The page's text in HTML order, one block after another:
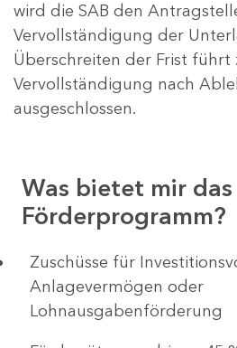
wird die SAB den
Vervollständigung der
Überschreiten der Frist führt
Vervollständigung nach
ausgeschlossen.
Was bietet mir das
Förderprogramm?
​​​​​​Zuschüsse für
Anlagevermögen oder
Lohnausgabenförderung